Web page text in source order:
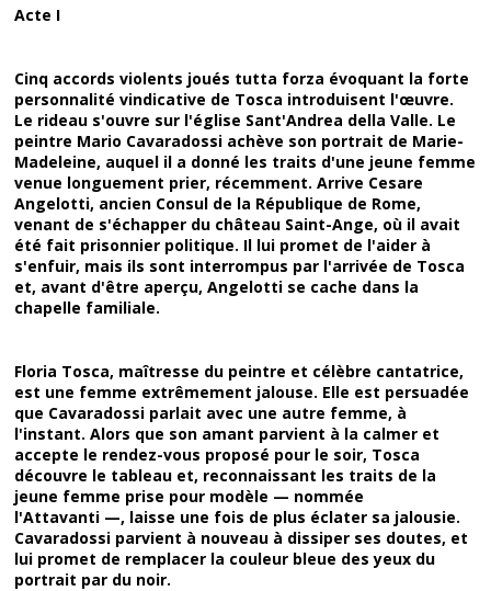
Acte I
Cinq accords violents joués tutta forza évoquant la forte
personnalité vindicative de Tosca introduisent l'œuvre.
Le rideau s'ouvre sur l'église Sant'Andrea della Valle. Le
peintre Mario Cavaradossi achève son portrait de Marie-
Madeleine, auquel il a donné les traits d'une jeune femme
venue longuement prier, récemment. Arrive Cesare
Angelotti, ancien Consul de la République de Rome,
venant de s'échapper du château Saint-Ange, où il avait
été fait prisonnier politique. Il lui promet de l'aider à
s'enfuir, mais ils sont interrompus par l'arrivée de Tosca
et, avant d'être aperçu, Angelotti se cache dans la
chapelle familiale.
Floria Tosca, maîtresse du peintre et célèbre cantatrice,
est une femme extrêmement jalouse. Elle est persuadée
que Cavaradossi parlait avec une autre femme, à
l'instant. Alors que son amant parvient à la calmer et
accepte le rendez-vous proposé pour le soir, Tosca
découvre le tableau et, reconnaissant les traits de la
jeune femme prise pour modèle — nommée
l'Attavanti —, laisse une fois de plus éclater sa jalousie.
Cavaradossi parvient à nouveau à dissiper ses doutes, et
lui promet de remplacer la couleur bleue des yeux du
portrait par du noir.